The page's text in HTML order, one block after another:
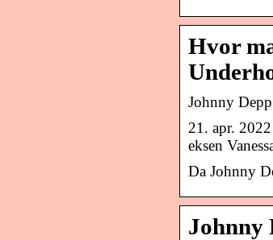
Hvor
Johnny
21. apr.
eksen
Da Johnny
Johnny